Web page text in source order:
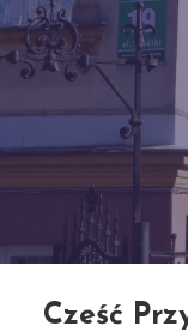
Cześć